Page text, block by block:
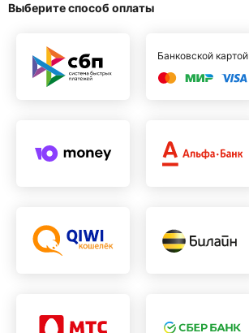
Выберите способ оплаты
Банковской картой